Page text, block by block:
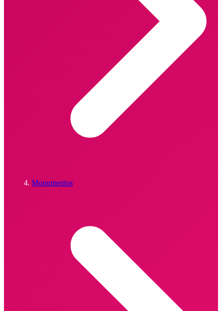
Monumentos